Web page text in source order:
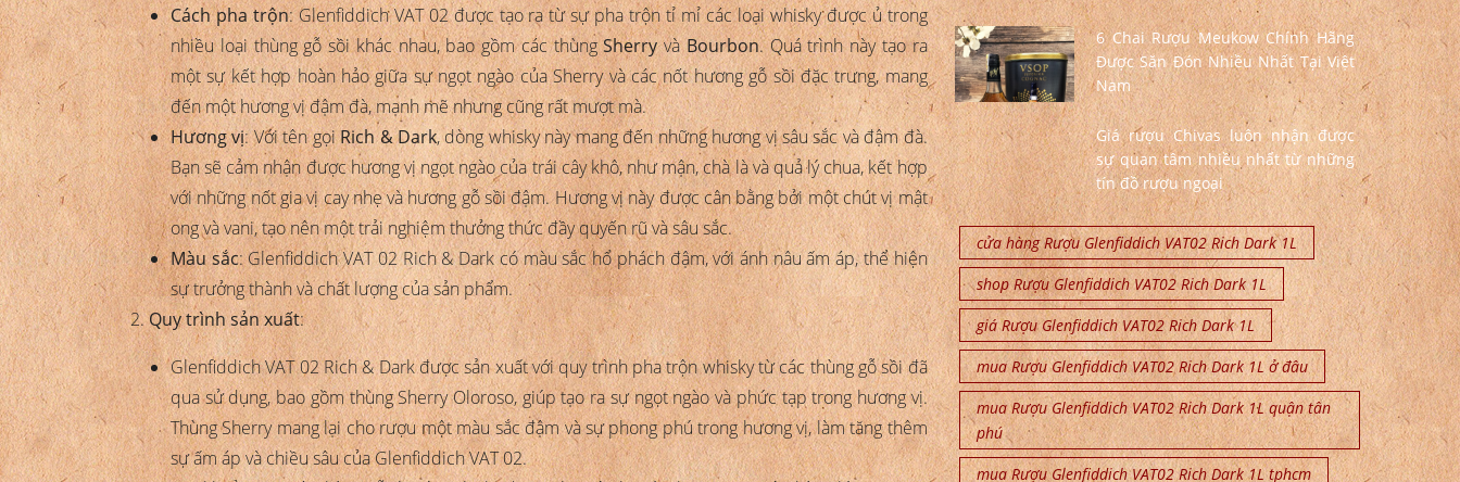
Cách pha trộn: Glenfiddich VAT 02 được tạo ra từ sự pha trộn tỉ mỉ các loại whisky được ủ trong
nhiều loại thùng gỗ sồi khác nhau, bao gồm các thùngSherryvàBourbon. Quá trình này tạo ra
một sự kết hợp hoàn hảo giữa sự ngọt ngào của Sherry và các nốt hương gỗ sồi đặc trưng, mang
đến một hương vị đậm đà, mạnh mẽ nhưng cũng rất mượt mà.
Hương vị: Với tên gọiRich & Dark, dòng whisky này mang đến những hương vị sâu sắc và đậm đà.
Bạn sẽ cảm nhận được hương vị ngọt ngào của trái cây khô, như mận, chà là và quả lý chua, kết hợp
với những nốt gia vị cay nhẹ và hương gỗ sồi đậm. Hương vị này được cân bằng bởi một chút vị mật
ong và vani, tạo nên một trải nghiệm thưởng thức đầy quyến rũ và sâu sắc.
Màu sắc: Glenfiddich VAT 02 Rich & Dark có màu sắc hổ phách đậm, với ánh nâu ấm áp, thể hiện
sự trưởng thành và chất lượng của sản phẩm.
Quy trình sản xuất:
Glenfiddich VAT 02 Rich & Dark được sản xuất với quy trình pha trộn whisky từ các thùng gỗ sồi đã
qua sử dụng, bao gồm thùng Sherry Oloroso, giúp tạo ra sự ngọt ngào và phức tạp trong hương vị.
Thùng Sherry mang lại cho rượu một màu sắc đậm và sự phong phú trong hương vị, làm tăng thêm
sự ấm áp và chiều sâu của Glenfiddich VAT 02.
6 Chai Rượu Meukow Chính Hãng
Được Săn Đón Nhiều Nhất Tại Việt
Nam
Giá rượu Chivas luôn nhận được
sự quan tâm nhiều nhất từ những
tín đồ rượu ngoại
cửa hàng Rượu Glenfiddich VAT02 Rich Dark 1L
shop Rượu Glenfiddich VAT02 Rich Dark 1L
giá Rượu Glenfiddich VAT02 Rich Dark 1L
mua Rượu Glenfiddich VAT02 Rich Dark 1L ở đâu
mua Rượu Glenfiddich VAT02 Rich Dark 1L quận tân
phú
mua Rượu Glenfiddich VAT02 Rich Dark 1L tphcm